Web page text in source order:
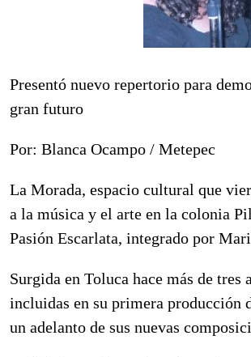
Presentó nuevo repertorio para
gran futuro
Por: Blanca Ocampo / Metepec
La Morada, espacio cultural que
a la música y el arte en la colonia
Pasión Escarlata, integrado por
Surgida en Toluca hace más de
incluidas en su primera producción
un adelanto de sus nuevas